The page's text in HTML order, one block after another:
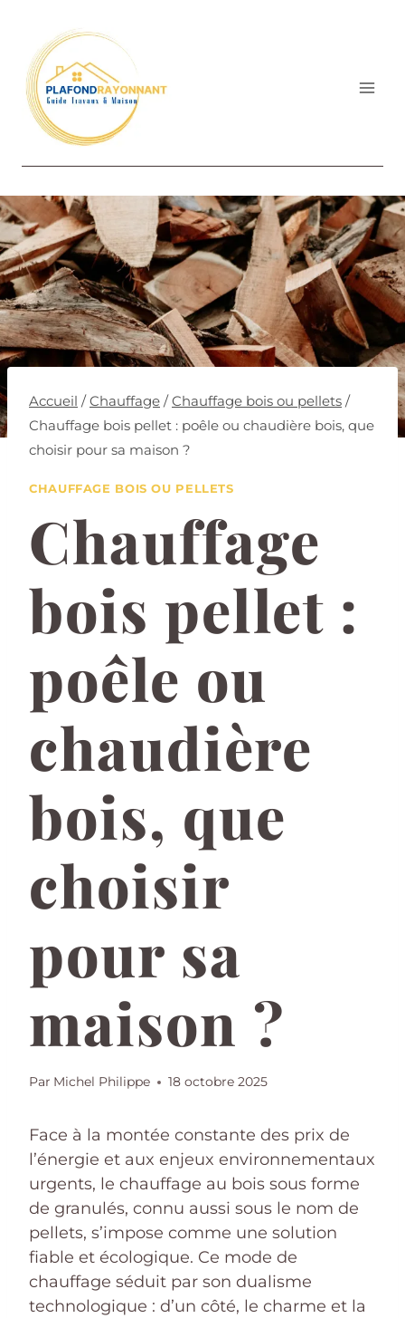
contenu
Accueil / Chauffage / Chauffage bois ou pellets /
Chauffage bois pellet : poêle ou chaudière bois, que
choisir pour sa maison ?
CHAUFFAGE BOIS OU PELLETS
Chauffage
bois pellet :
poêle ou
chaudière
bois, que
choisir
pour sa
maison ?
Par Michel Philippe 18 octobre 2025
Face à la montée constante des prix de
l’énergie et aux enjeux environnementaux
urgents, le chauffage au bois sous forme
de granulés, connu aussi sous le nom de
pellets, s’impose comme une solution
fiable et écologique. Ce mode de
chauffage séduit par son dualisme
technologique : d’un côté, le charme et la